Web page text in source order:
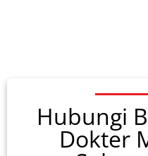
Hubungi
Dokter